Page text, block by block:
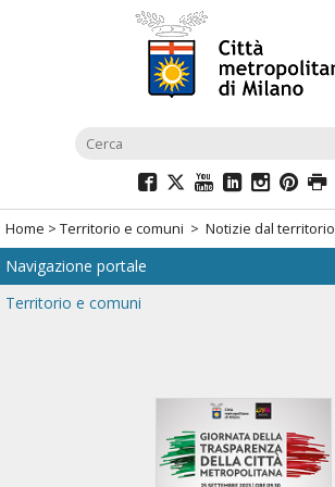
navigazione
menù
di
navigazione
Home > Territorio e comuni > Notizie dal territorio
Navigazione portale
Territorio e comuni